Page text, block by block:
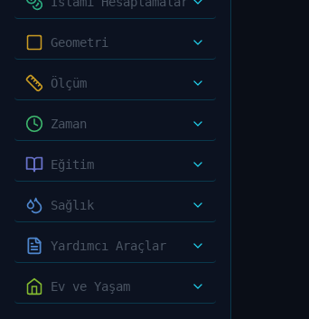
Geometri
Ölçüm
Zaman
Eğitim
Sağlık
Yardımcı Araçlar
Ev ve Yaşam